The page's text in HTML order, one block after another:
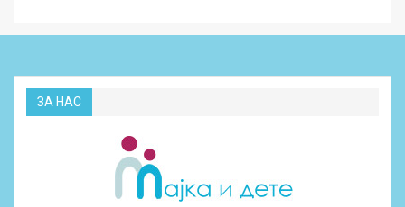
ЗА НАС